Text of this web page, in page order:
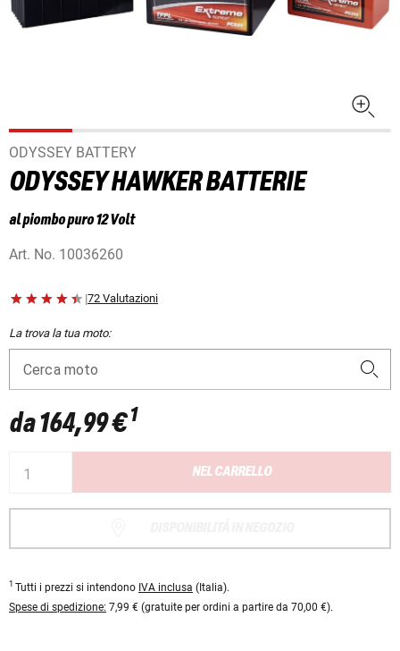
ODYSSEY BATTERY
ODYSSEY HAWKER BATTERIE
al piombo puro 12 Volt
Art. No. 10036260
|72 Valutazioni
La trova la tua moto:
Cerca moto
da164,99 €1
NEL CARRELLO
1 Tutti i prezzi si intendono IVA inclusa (Italia).
Spese di spedizione: 7,99 € (gratuite per ordini a partire da 70,00 €).